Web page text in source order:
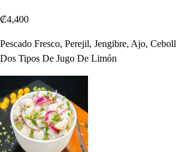
₡4,400
Pescado Fresco, Perejil, Jengibre, Ajo,
Dos Tipos De Jugo De Limón